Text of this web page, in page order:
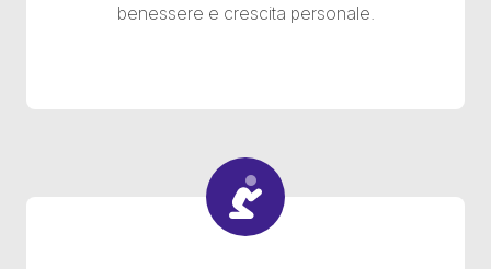
benessere e crescita personale.